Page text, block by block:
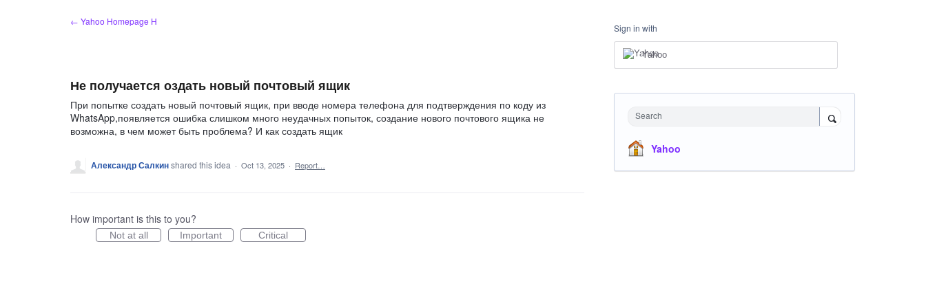
← Yahoo Homepage H
Не получается оздать новый почтовый ящик
При попытке создать новый почтовый ящик, при вводе номера телефона для подтверждения по коду из
WhatsApp,появляется ошибка слишком много неудачных попыток, создание нового почтового ящика не
возможна, в чем может быть проблема? И как создать ящик
Александр Салкинshared this idea · Oct 13, 2025 · Report…
How important is this to you?
Not at all Important Critical
Sign in with
Yahoo
Search
Yahoo